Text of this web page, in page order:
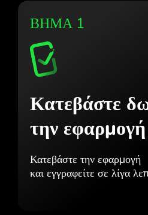
ΒΗΜΑ 1
Κατεβάστε
την
Κατεβάστε την εφαρμογή
και εγγραφείτε σε λίγα